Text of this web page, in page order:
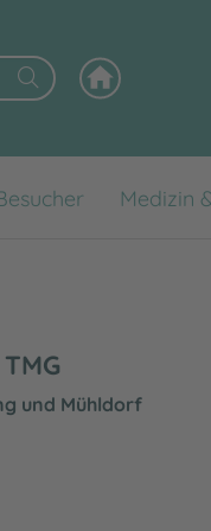
Medizin
/ FSJ
und Mühldorf